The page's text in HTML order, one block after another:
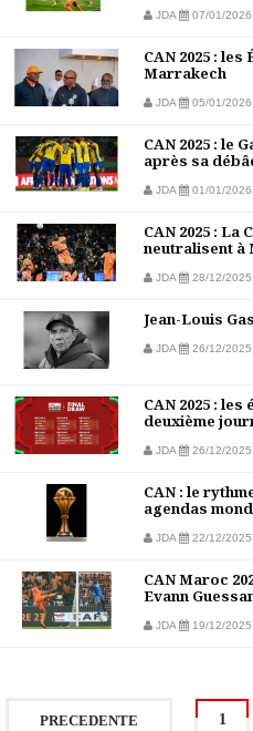
JDA 07/01/2026
CAN 2025 :
Marrakech
JDA 05/01/2026
CAN 2025 : le
après sa
JDA 01/01/2026
CAN 2025 : La
neutralisent à
JDA 28/12/2025
Jean-Louis
JDA 26/12/2025
CAN 2025 :
deuxième
JDA 26/12/2025
CAN : le
agendas
JDA 22/12/2025
CAN Maroc
Evann
JDA 19/12/2025
PRECEDENTE 1